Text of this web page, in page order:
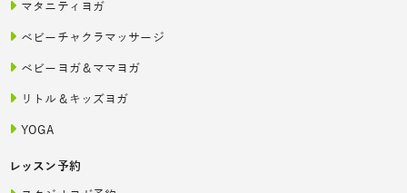
マタニティヨガ
ベビーチャクラマッサージ
ベビーヨガ＆ママヨガ
リトル＆キッズヨガ
YOGA
レッスン予約